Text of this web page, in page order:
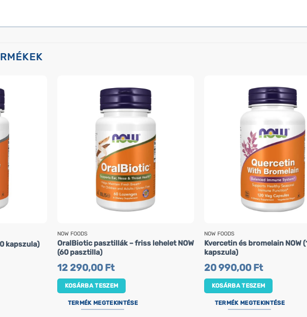
kapszula)
NOW FOODS
OralBiotic pasztillák – friss lehelet NOW
(60 pasztilla)
12 290,00 Ft
KOSÁRBA TESZEM
TERMÉK MEGTEKINTÉSE
NOW FOODS
Kvercetin és bromelain NOW
kapszula)
20 990,00 Ft
KOSÁRBA TESZEM
TERMÉK MEGTEKINTÉSE